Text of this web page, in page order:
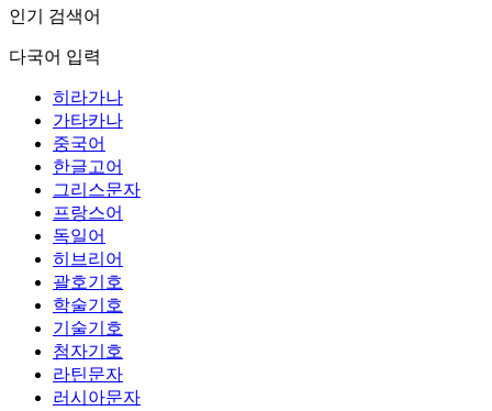
인기 검색어
다국어 입력
히라가나
가타카나
중국어
한글고어
그리스문자
프랑스어
독일어
히브리어
괄호기호
학술기호
기술기호
첨자기호
라틴문자
러시아문자